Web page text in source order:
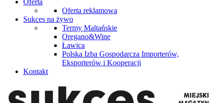
Oferta reklamowa
Sukces na żywo
Termy Maltańskie
Oregano&Wine
Ławica
Polska Izba Gospodarcza Importerów,
Eksporterów i Kooperacji
Kontakt